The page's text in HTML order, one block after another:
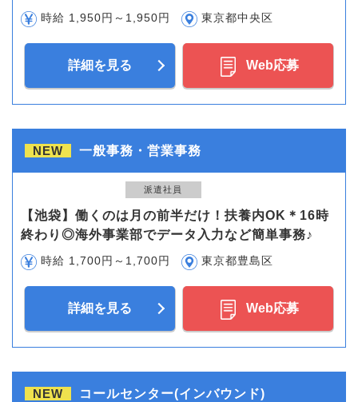
時給 1,950円～1,950円 東京都中央区
詳細を見る Web応募
NEW 一般事務・営業事務
派遣社員
【池袋】働くのは月の前半だけ！扶養内OK＊16時
終わり◎海外事業部でデータ入力など簡単事務♪
時給 1,700円～1,700円 東京都豊島区
詳細を見る Web応募
NEW コールセンター(インバウンド)